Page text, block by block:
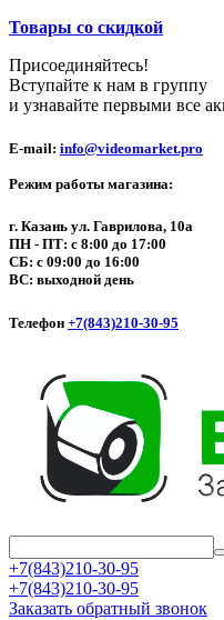
Товары со скидкой
Присоединяйтесь!
Вступайте к нам в группу
и узнавайте первыми все
E-mail: info@videomarket.pro
Режим работы магазина:
г. Казань ул. Гаврилова, 10а
ПН - ПТ: с 8:00 до 17:00
СБ: с 09:00 до 16:00
ВС: выходной день
Телефон +7(843)210-30-95
+7(843)210-30-95
+7(843)210-30-95
Заказать обратный звонок